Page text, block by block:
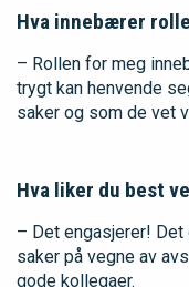
Hva innebærer
– Rollen for meg
trygt kan henvende
saker og som de vet
Hva liker du best
– Det engasjerer!
saker på vegne av
gode kollegaer.